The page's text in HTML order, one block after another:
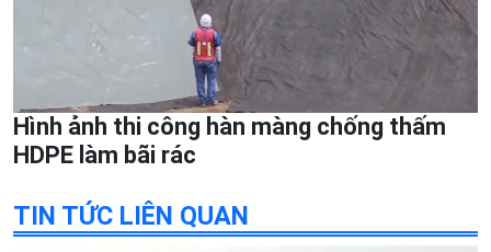
Hình ảnh thi công hàn màng chống thấm
HDPE làm bãi rác
TIN TỨC LIÊN QUAN